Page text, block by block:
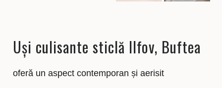
Uși culisante sticlă Ilfov, Buftea
oferă un aspect contemporan și aerisit